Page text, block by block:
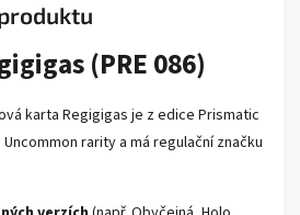
(PRE 086)
karta Regigigas je z edice Prismatic
rarity a má regulační značku